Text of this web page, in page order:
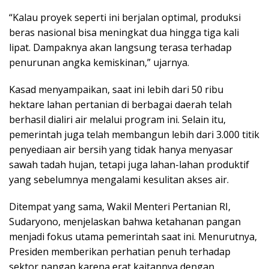
“Kalau proyek seperti ini berjalan optimal, produksi
beras nasional bisa meningkat dua hingga tiga kali
lipat. Dampaknya akan langsung terasa terhadap
penurunan angka kemiskinan,” ujarnya.
Kasad menyampaikan, saat ini lebih dari 50 ribu
hektare lahan pertanian di berbagai daerah telah
berhasil dialiri air melalui program ini. Selain itu,
pemerintah juga telah membangun lebih dari 3.000 titik
penyediaan air bersih yang tidak hanya menyasar
sawah tadah hujan, tetapi juga lahan-lahan produktif
yang sebelumnya mengalami kesulitan akses air.
Ditempat yang sama, Wakil Menteri Pertanian RI,
Sudaryono, menjelaskan bahwa ketahanan pangan
menjadi fokus utama pemerintah saat ini. Menurutnya,
Presiden memberikan perhatian penuh terhadap